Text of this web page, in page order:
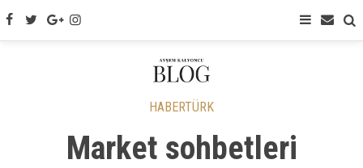
HABERTÜRK
Market sohbetleri